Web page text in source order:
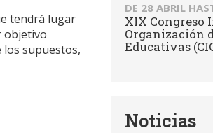
tendrá lugar
objetivo
los supuestos,
DE 28 ABRIL
XIX Congreso
Organización
Educativas
Noticias